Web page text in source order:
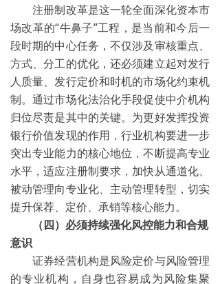
注册制改革是这一轮全面深化资本市
场改革的“牛鼻子”工程，是当前和今后一
段时期的中心任务，不仅涉及审核重点、
方式、分工的优化，还必须建立起对发行
人质量、发行定价和时机的市场化约束机
制。通过市场化法治化手段促使中介机构
归位尽责是其中的关键。为更好发挥投资
银行价值发现的作用，行业机构要进一步
突出专业能力的核心地位，不断提高专业
水平，适应注册制要求，加快从通道化、
被动管理向专业化、主动管理转型，切实
提升保荐、定价、承销等核心能力。
（四）必须持续强化风控能力和合规
意识
证券经营机构是风险定价与风险管理
的专业机构，自身也容易成为风险集聚